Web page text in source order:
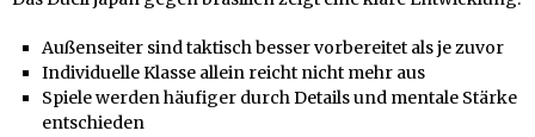
Außenseiter sind taktisch besser vorbereitet als je zuvor
Individuelle Klasse allein reicht nicht mehr aus
Spiele werden häufiger durch Details und mentale Stärke
entschieden